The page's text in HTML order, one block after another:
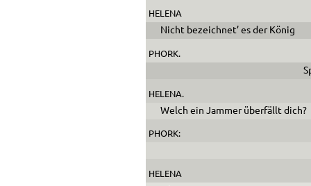
HELENA
Nicht bezeichnet’ es der König
PHORK.
HELENA.
Welch ein Jammer überfällt dich?
PHORK:
HELENA